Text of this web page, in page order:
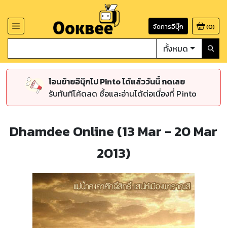
จัดการอีบุ๊ก (0)
ทั้งหมด
โอนย้ายอีบุ๊กไป Pinto ได้แล้ววันนี้ กดเลย
รับทันทีโค้ดลด ซื้อและอ่านได้ต่อเนื่องที่ Pinto
Dhamdee Online (13 Mar - 20 Mar
2013)